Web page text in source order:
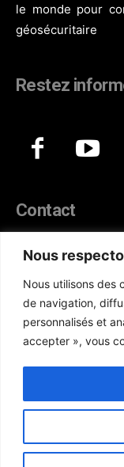
Nous
Nous utilisons des
de navigation,
personnalisés et
accepter », vous
le monde pour
géosécuritaire
Restez
Contact
Téléphone :(+221)
WhatsApp : (+33)
E-mail :
E-mail :
Nous écrire